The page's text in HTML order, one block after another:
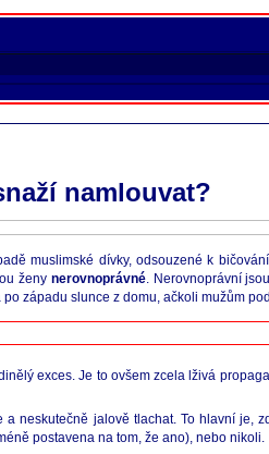
namlouvat?
muslimské dívky, odsouzené k
ženy nerovnoprávné. Nerovnoprávní
západu slunce z domu, ačkoli mužům
exces. Je to ovšem zcela lživá
neskutečně jalově tlachat. To hlavní je,
postavena na tom, že ano), nebo nikoli.